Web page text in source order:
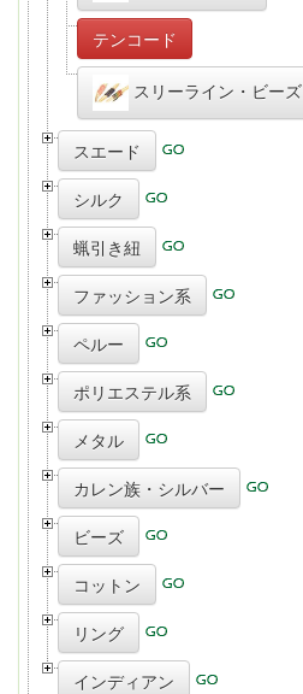
テンコード
スリーライン・ビーズ
スエード
シルク
蝋引き紐
ファッション系
ペルー
ポリエステル系
メタル
カレン族・シルバー
ビーズ
コットン
リング
インディアン